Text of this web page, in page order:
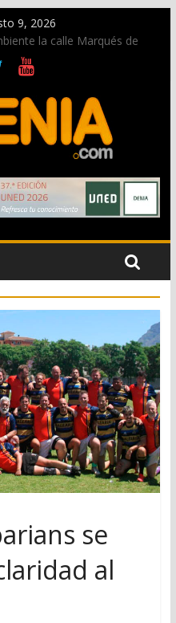
9, 2026
la calle Marqués de
Cristiana
accidente en la N-332
sangre en Cruz Roja
Segunda Entraeta Festera
más de 50.000 imágenes
se
al